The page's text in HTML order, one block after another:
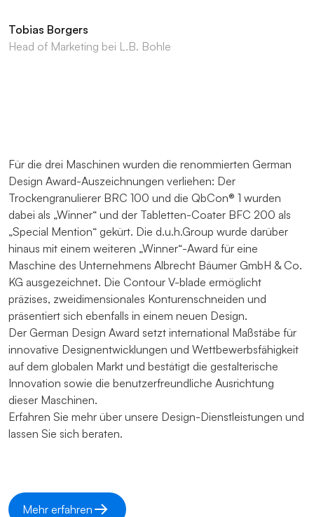
Tobias Borgers
Head of Marketing bei L.B. Bohle
Für die drei Maschinen wurden die renommierten German
Design Award-Auszeichnungen verliehen: Der
Trockengranulierer BRC 100 und die QbCon® 1 wurden
dabei als „Winner“ und der Tabletten-Coater BFC 200 als
„Special Mention“ gekürt. Die d.u.h.Group wurde darüber
hinaus mit einem weiteren „Winner“-Award für eine
Maschine des Unternehmens Albrecht Bäumer GmbH & Co.
KG ausgezeichnet. Die Contour V-blade ermöglicht
präzises, zweidimensionales Konturenschneiden und
präsentiert sich ebenfalls in einem neuen Design.
Der German Design Award setzt international Maßstäbe für
innovative Designentwicklungen und Wettbewerbsfähigkeit
auf dem globalen Markt und bestätigt die gestalterische
Innovation sowie die benutzerfreundliche Ausrichtung
dieser Maschinen.
Erfahren Sie mehr über unsere Design-Dienstleistungen und
lassen Sie sich beraten.
Mehr erfahren